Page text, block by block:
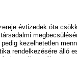
évtizedek óta
kezelhetetlen
rendelkezésére álló